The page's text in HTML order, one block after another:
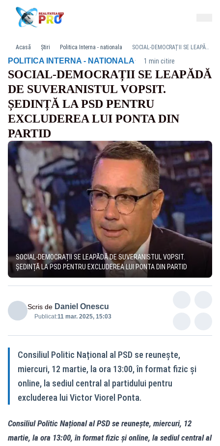
Acasă Știri Politica Interna - nationala SOCIAL-DEMOCRAȚII SE LEAPĂDĂ DE SUVERANISTUL VOPSIT. ȘEDINȚĂ LA PSD PENTRU EXCLUDEREA LUI PONTA DIN PARTID
POLITICA INTERNA - NATIONALA· 1 min citire
SOCIAL-DEMOCRAȚII SE LEAPĂDĂ
DE SUVERANISTUL VOPSIT.
ȘEDINȚĂ LA PSD PENTRU
EXCLUDEREA LUI PONTA DIN
PARTID
SOCIAL-DEMOCRAȚII SE LEAPĂDĂ DE SUVERANISTUL VOPSIT.
ȘEDINȚĂ LA PSD PENTRU EXCLUDEREA LUI PONTA DIN PARTID
Scris de Daniel Onescu
Publicat:11 mar. 2025, 15:03
Consiliul Politic Național al PSD se reunește,
miercuri, 12 martie, la ora 13:00, în format fizic și
online, la sediul central al partidului pentru
excluderea lui Victor Viorel Ponta.
Consiliul Politic Național al PSD se reunește, miercuri, 12
martie, la ora 13:00, în format fizic și online, la sediul central al